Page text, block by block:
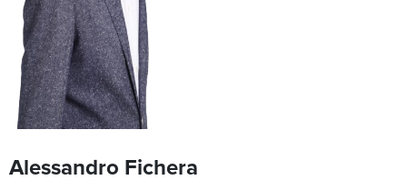
Alessandro Fichera